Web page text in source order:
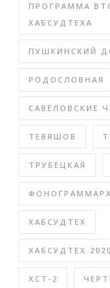
ПРОГРАММА
ХАБСУДТЕХА
ПУШКИНСКИЙ
РОДОСЛОВНАЯ
САВЁЛОВСКИЕ
ТЕВЯШОВ
ТРУБЕЦКАЯ
ХАБСУДТЕХ
ХАБСУДТЕХ 2020
ХСТ-2